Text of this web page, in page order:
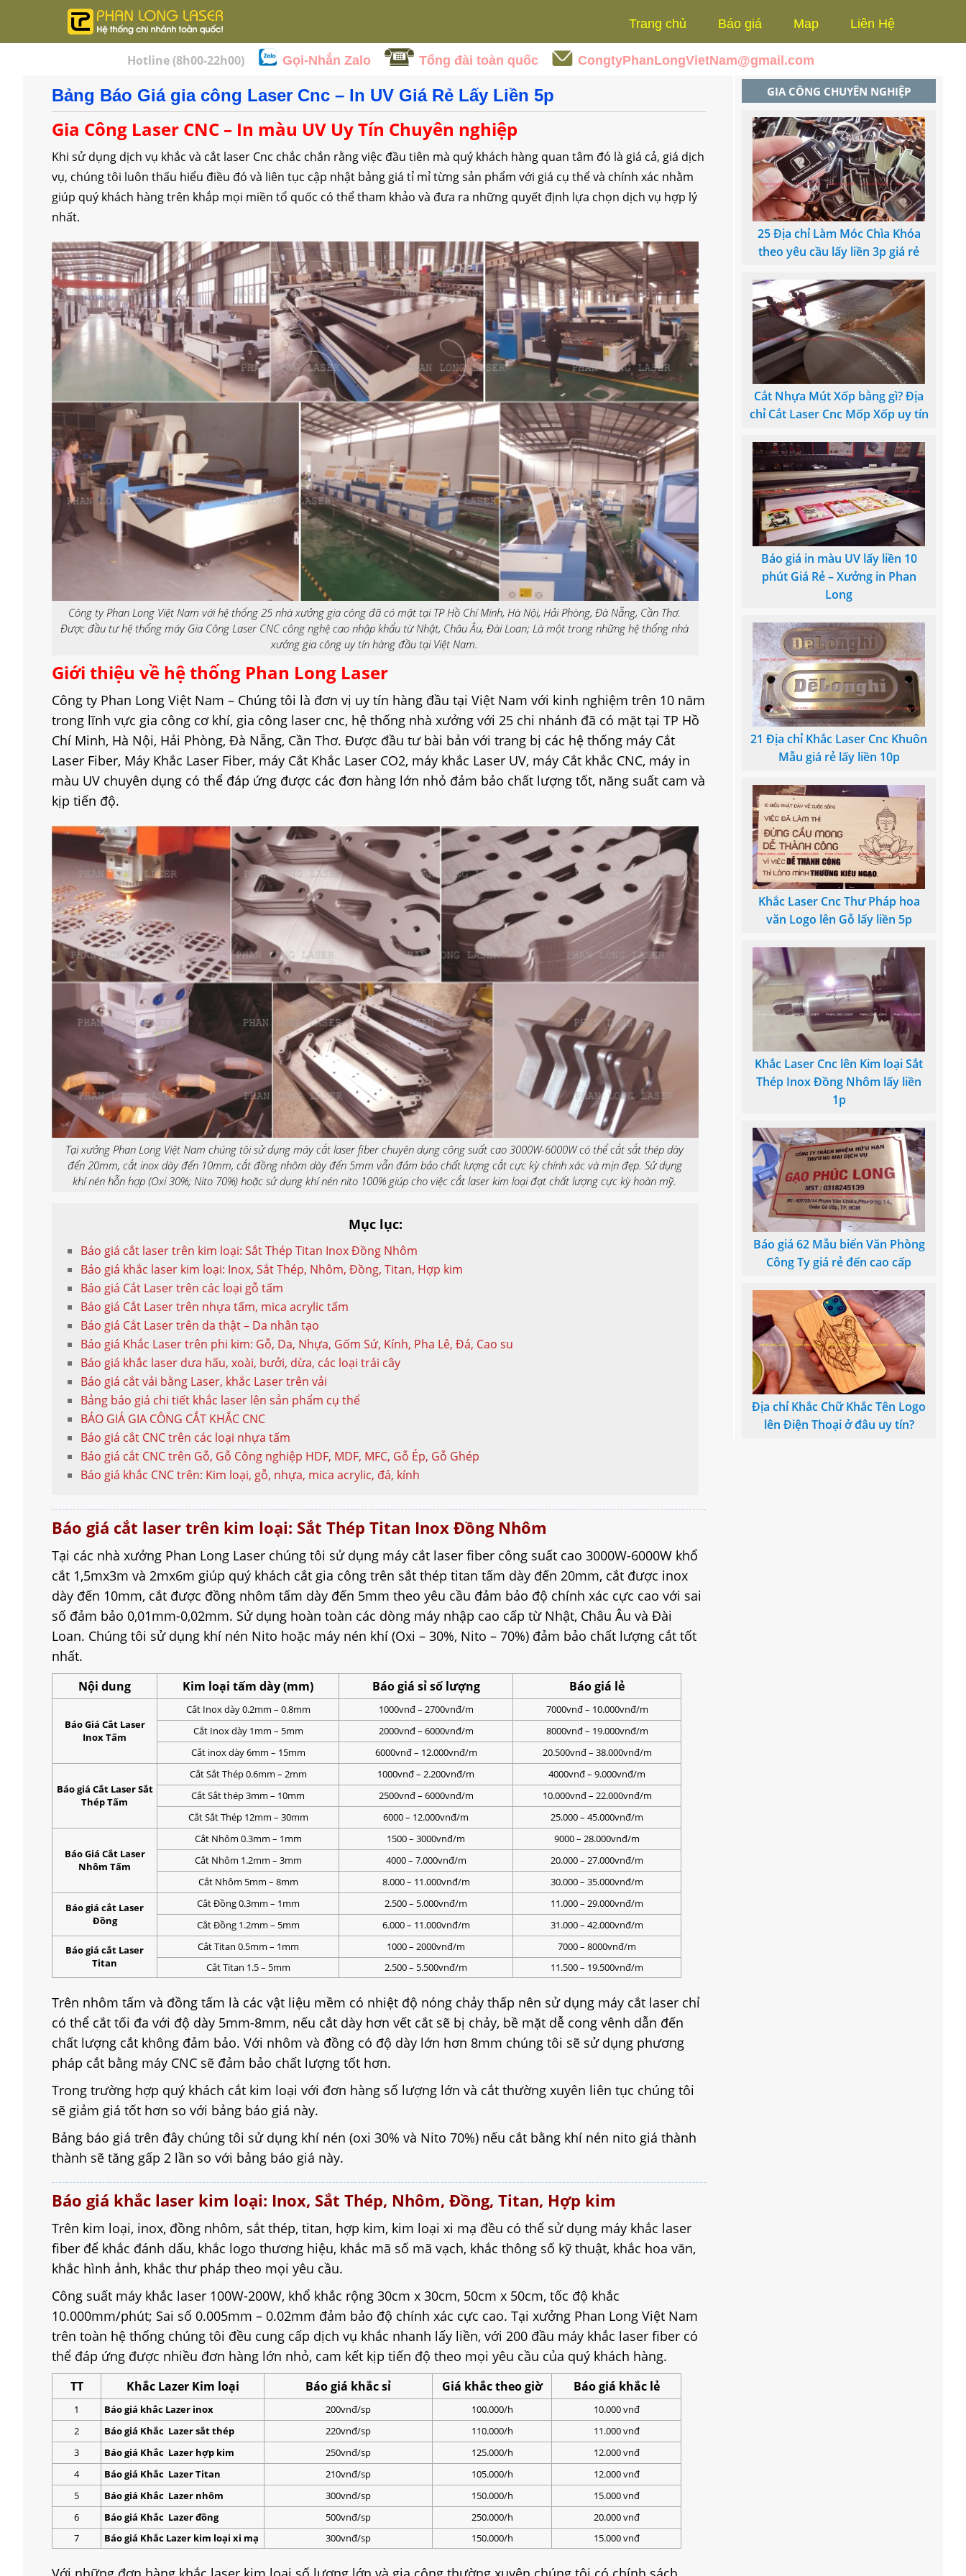
Trang chủ Báo giá Map Liên Hệ
Hotline (8h00-22h00) Gọi-Nhắn Zalo Tổng đài toàn quốc CongtyPhanLongVietNam@gmail.com
Bảng Báo Giá gia công Laser Cnc – In UV Giá Rẻ Lấy Liền 5p
Gia Công Laser CNC – In màu UV Uy Tín Chuyên nghiệp
Khi sử dụng dịch vụ khắc và cắt laser Cnc chắc chắn rằng việc đầu tiên mà quý khách hàng quan tâm đó là giá cả, giá dịch
vụ, chúng tôi luôn thấu hiểu điều đó và liên tục cập nhật bảng giá tỉ mỉ từng sản phẩm với giá cụ thể và chính xác nhằm
giúp quý khách hàng trên khắp mọi miền tổ quốc có thể tham khảo và đưa ra những quyết định lựa chọn dịch vụ hợp lý
nhất.
Công ty Phan Long Việt Nam với hệ thống 25 nhà xưởng gia công đã có mặt tại TP Hồ Chí Minh, Hà Nội, Hải Phòng, Đà Nẵng, Cần Thơ.
Được đầu tư hệ thống máy Gia Công Laser CNC công nghệ cao nhập khẩu từ Nhật, Châu Âu, Đài Loan; Là một trong những hệ thống nhà
xưởng gia công uy tín hàng đầu tại Việt Nam.
Giới thiệu về hệ thống Phan Long Laser
Công ty Phan Long Việt Nam – Chúng tôi là đơn vị uy tín hàng đầu tại Việt Nam với kinh nghiệm trên 10 năm
trong lĩnh vực gia công cơ khí, gia công laser cnc, hệ thống nhà xưởng với 25 chi nhánh đã có mặt tại TP Hồ
Chí Minh, Hà Nội, Hải Phòng, Đà Nẵng, Cần Thơ. Được đầu tư bài bản với trang bị các hệ thống máy Cắt
Laser Fiber, Máy Khắc Laser Fiber, máy Cắt Khắc Laser CO2, máy khắc Laser UV, máy Cắt khắc CNC, máy in
màu UV chuyên dụng có thể đáp ứng được các đơn hàng lớn nhỏ đảm bảo chất lượng tốt, năng suất cam và
kịp tiến độ.
Tại xưởng Phan Long Việt Nam chúng tôi sử dụng máy cắt laser fiber chuyên dụng công suất cao 3000W-6000W có thể cắt sắt thép dày
đến 20mm, cắt inox dày đến 10mm, cắt đồng nhôm dày đến 5mm vẫn đảm bảo chất lượng cắt cực kỳ chính xác và mịn đẹp. Sử dụng
khí nén hỗn hợp (Oxi 30%; Nito 70%) hoặc sử dụng khí nén nito 100% giúp cho việc cắt laser kim loại đạt chất lượng cực kỳ hoàn mỹ.
Mục lục:
Báo giá cắt laser trên kim loại: Sắt Thép Titan Inox Đồng Nhôm
Báo giá khắc laser kim loại: Inox, Sắt Thép, Nhôm, Đồng, Titan, Hợp kim
Báo giá Cắt Laser trên các loại gỗ tấm
Báo giá Cắt Laser trên nhựa tấm, mica acrylic tấm
Báo giá Cắt Laser trên da thật – Da nhân tạo
Báo giá Khắc Laser trên phi kim: Gỗ, Da, Nhựa, Gốm Sứ, Kính, Pha Lê, Đá, Cao su
Báo giá khắc laser dưa hấu, xoài, bưởi, dừa, các loại trái cây
Báo giá cắt vải bằng Laser, khắc Laser trên vải
Bảng báo giá chi tiết khắc laser lên sản phẩm cụ thể
BÁO GIÁ GIA CÔNG CẮT KHẮC CNC
Báo giá cắt CNC trên các loại nhựa tấm
Báo giá cắt CNC trên Gỗ, Gỗ Công nghiệp HDF, MDF, MFC, Gỗ Ép, Gỗ Ghép
Báo giá khắc CNC trên: Kim loại, gỗ, nhựa, mica acrylic, đá, kính
Báo giá cắt laser trên kim loại: Sắt Thép Titan Inox Đồng Nhôm
Tại các nhà xưởng Phan Long Laser chúng tôi sử dụng máy cắt laser fiber công suất cao 3000W-6000W khổ
cắt 1,5mx3m và 2mx6m giúp quý khách cắt gia công trên sắt thép titan tấm dày đến 20mm, cắt được inox
dày đến 10mm, cắt được đồng nhôm tấm dày đến 5mm theo yêu cầu đảm bảo độ chính xác cực cao với sai
số đảm bảo 0,01mm-0,02mm. Sử dụng hoàn toàn các dòng máy nhập cao cấp từ Nhật, Châu Âu và Đài
Loan. Chúng tôi sử dụng khí nén Nito hoặc máy nén khí (Oxi – 30%, Nito – 70%) đảm bảo chất lượng cắt tốt
nhất.
Nội dung Kim loại tấm dày (mm) Báo giá sỉ số lượng Báo giá lẻ
Báo Giá Cắt Laser
Inox Tấm
Cắt Inox dày 0.2mm – 0.8mm 1000vnđ – 2700vnđ/m
7000vnđ – 10.000vnđ/m
Cắt Inox dày 1mm – 5mm
2000vnđ – 6000vnđ/m
8000vnđ – 19.000vnđ/m
Cắt inox dày 6mm – 15mm
6000vnđ – 12.000vnđ/m 20.500vnđ – 38.000vnđ/m
Báo giá Cắt Laser Sắt
Thép Tấm
Cắt Sắt Thép 0.6mm – 2mm 1000vnđ – 2.200vnđ/m
4000vnđ – 9.000vnđ/m
Cắt Sắt thép 3mm – 10mm
2500vnđ – 6000vnđ/m
10.000vnđ – 22.000vnđ/m
Cắt Sắt Thép 12mm – 30mm
6000 – 12.000vnđ/m 25.000 – 45.000vnđ/m
Báo Giá Cắt Laser
Nhôm Tấm
Cắt Nhôm 0.3mm – 1mm 1500 – 3000vnđ/m
9000 – 28.000vnđ/m
Cắt Nhôm 1.2mm – 3mm
4000 – 7.000vnđ/m
20.000 – 27.000vnđ/m
Cắt Nhôm 5mm – 8mm
8.000 – 11.000vnđ/m
30.000 – 35.000vnđ/m
Báo giá cắt Laser
Đồng
Cắt Đồng 0.3mm – 1mm 2.500 – 5.000vnđ/m
11.000 – 29.000vnđ/m
Cắt Đồng 1.2mm – 5mm
6.000 – 11.000vnđ/m
31.000 – 42.000vnđ/m
Báo giá cắt Laser
Titan
Cắt Titan 0.5mm – 1mm 1000 – 2000vnđ/m
7000 – 8000vnđ/m
Cắt Titan 1.5 – 5mm
2.500 – 5.500vnđ/m 11.500 – 19.500vnđ/m
Trên nhôm tấm và đồng tấm là các vật liệu mềm có nhiệt độ nóng chảy thấp nên sử dụng máy cắt laser chỉ
có thể cắt tối đa với độ dày 5mm-8mm, nếu cắt dày hơn vết cắt sẽ bị chảy, bề mặt dễ cong vênh dẫn đến
chất lượng cắt không đảm bảo. Với nhôm và đồng có độ dày lớn hơn 8mm chúng tôi sẽ sử dụng phương
pháp cắt bằng máy CNC sẽ đảm bảo chất lượng tốt hơn.
Trong trường hợp quý khách cắt kim loại với đơn hàng số lượng lớn và cắt thường xuyên liên tục chúng tôi
sẽ giảm giá tốt hơn so với bảng báo giá này.
Bảng báo giá trên đây chúng tôi sử dụng khí nén (oxi 30% và Nito 70%) nếu cắt bằng khí nén nito giá thành
thành sẽ tăng gấp 2 lần so với bảng báo giá này.
Báo giá khắc laser kim loại: Inox, Sắt Thép, Nhôm, Đồng, Titan, Hợp kim
Trên kim loại, inox, đồng nhôm, sắt thép, titan, hợp kim, kim loại xi mạ đều có thể sử dụng máy khắc laser
fiber để khắc đánh dấu, khắc logo thương hiệu, khắc mã số mã vạch, khắc thông số kỹ thuật, khắc hoa văn,
khắc hình ảnh, khắc thư pháp theo mọi yêu cầu.
Công suất máy khắc laser 100W-200W, khổ khắc rộng 30cm x 30cm, 50cm x 50cm, tốc độ khắc
10.000mm/phút; Sai số 0.005mm – 0.02mm đảm bảo độ chính xác cực cao. Tại xưởng Phan Long Việt Nam
trên toàn hệ thống chúng tôi đều cung cấp dịch vụ khắc nhanh lấy liền, với 200 đầu máy khắc laser fiber có
thể đáp ứng được nhiều đơn hàng lớn nhỏ, cam kết kịp tiến độ theo mọi yêu cầu của quý khách hàng.
TT Khắc Lazer Kim loại Báo giá khắc sỉ Giá khắc theo giờ Báo giá khắc lẻ
1 Báo giá khắc Lazer inox 200vnđ/sp 100.000/h
10.000 vnđ
2
Báo giá Khắc Lazer sắt thép 220vnđ/sp 110.000/h
11.000 vnđ
3
Báo giá Khắc Lazer hợp kim 250vnđ/sp 125.000/h
12.000 vnđ
4
Báo giá Khắc Lazer Titan 210vnđ/sp 105.000/h
12.000 vnđ
5
Báo giá Khắc Lazer nhôm 300vnđ/sp 150.000/h
15.000 vnđ
6
Báo giá Khắc Lazer đồng 500vnđ/sp 250.000/h
20.000 vnđ
7
Báo giá Khắc Lazer kim loại xi mạ 300vnđ/sp 150.000/h 15.000 vnđ
GIA CÔNG CHUYÊN NGHIỆP
25 Địa chỉ Làm Móc Chìa Khóa
theo yêu cầu lấy liền 3p giá rẻ
Cắt Nhựa Mút Xốp bằng gì? Địa
chỉ Cắt Laser Cnc Mốp Xốp uy tín
Báo giá in màu UV lấy liền 10
phút Giá Rẻ – Xưởng in Phan
Long
21 Địa chỉ Khắc Laser Cnc Khuôn
Mẫu giá rẻ lấy liền 10p
Khắc Laser Cnc Thư Pháp hoa
văn Logo lên Gỗ lấy liền 5p
Khắc Laser Cnc lên Kim loại Sắt
Thép Inox Đồng Nhôm lấy liền
1p
Báo giá 62 Mẫu biển Văn Phòng
Công Ty giá rẻ đến cao cấp
Địa chỉ Khắc Chữ Khắc Tên Logo
lên Điện Thoại ở đâu uy tín?